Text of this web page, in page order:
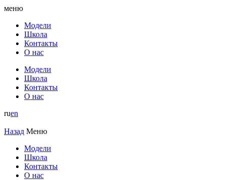
меню
Модели
Школа
Контакты
О нас
Модели
Школа
Контакты
О нас
ruen
Назад Меню
Модели
Школа
Контакты
О нас